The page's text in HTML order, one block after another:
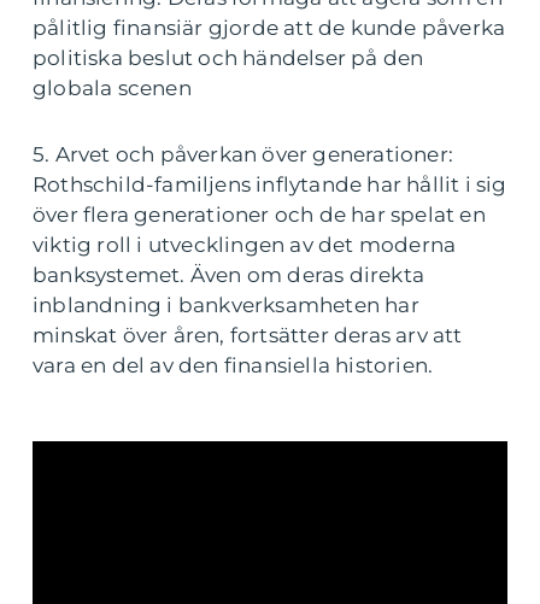
pålitlig finansiär gjorde att de kunde påverka
politiska beslut och händelser på den
globala scenen
5. Arvet och påverkan över generationer:
Rothschild-familjens inflytande har hållit i sig
över flera generationer och de har spelat en
viktig roll i utvecklingen av det moderna
banksystemet. Även om deras direkta
inblandning i bankverksamheten har
minskat över åren, fortsätter deras arv att
vara en del av den finansiella historien.